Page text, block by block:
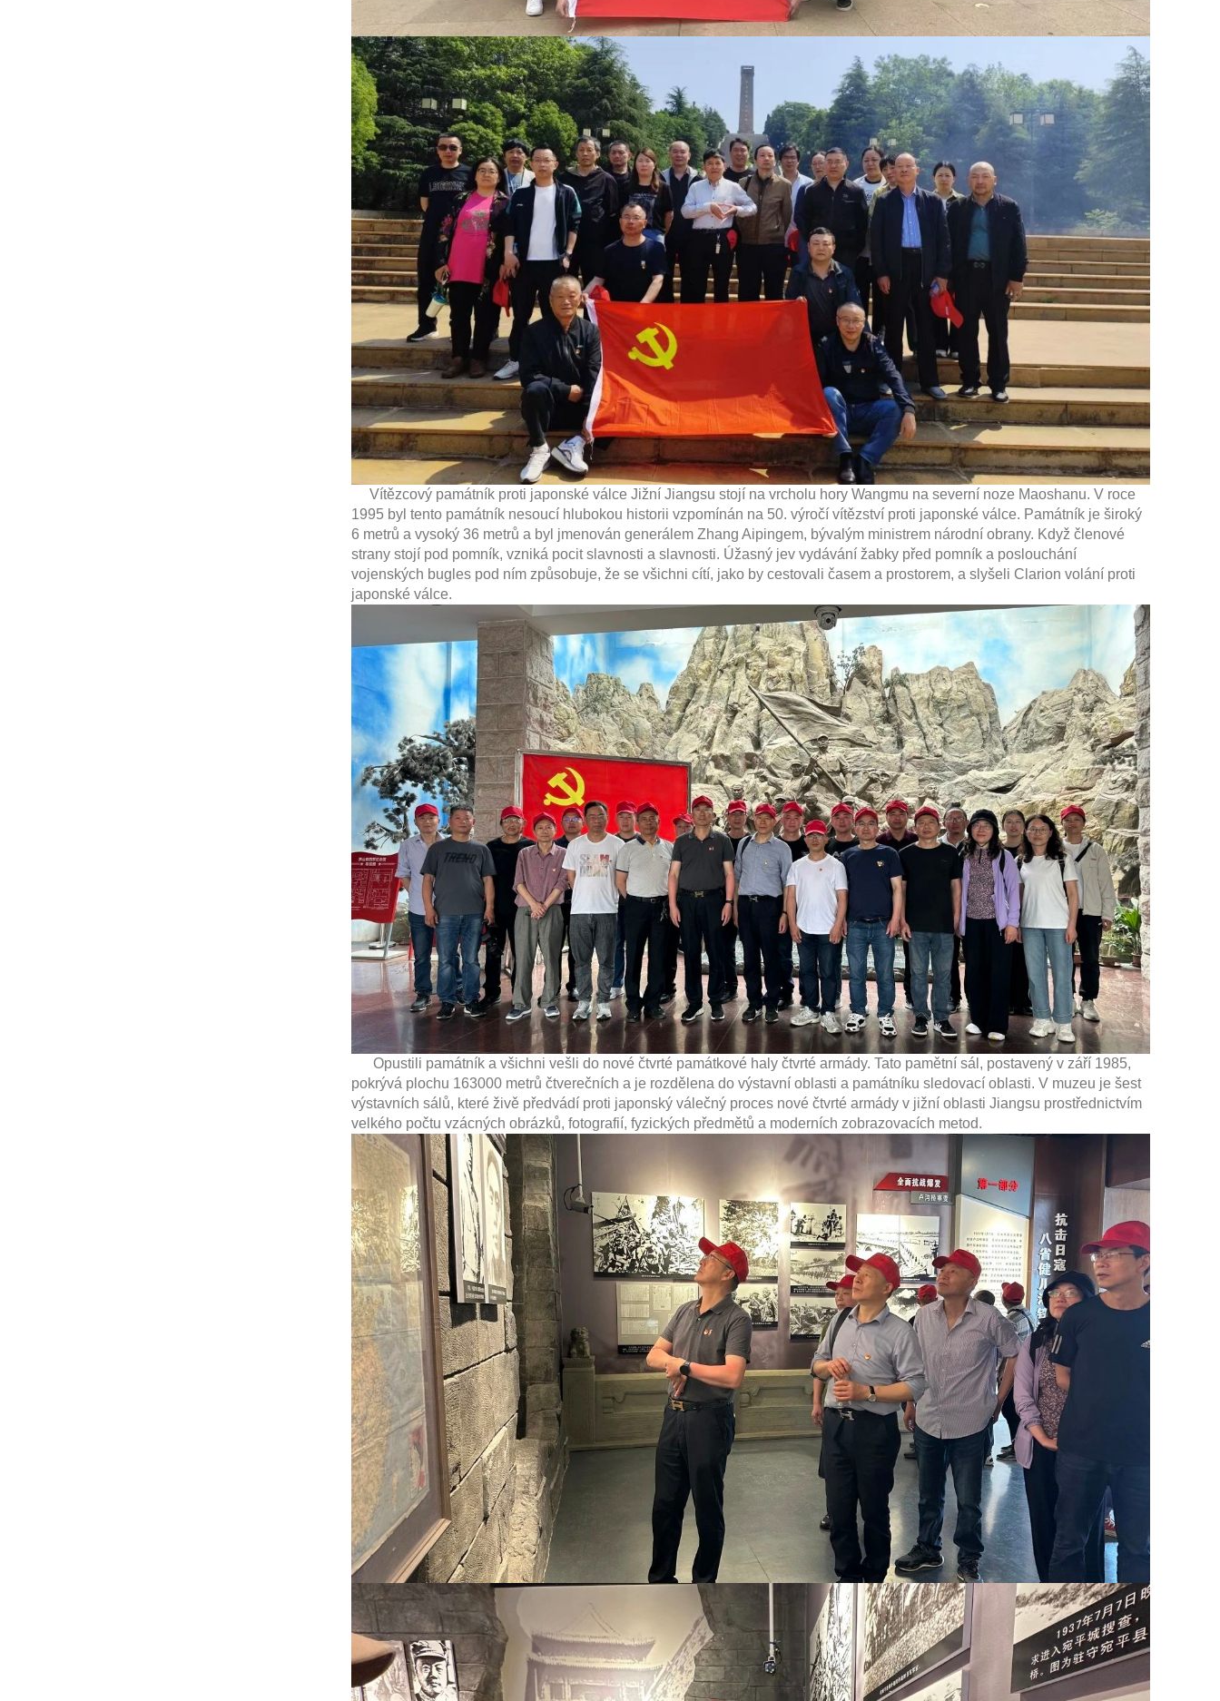
Vítězcový památník proti japonské válce Jižní Jiangsu stojí na vrcholu hory Wangmu na severní noze Maoshanu. V roce
1995 byl tento památník nesoucí hlubokou historii vzpomínán na 50. výročí vítězství proti japonské válce. Památník je široký
6 metrů a vysoký 36 metrů a byl jmenován generálem Zhang Aipingem, bývalým ministrem národní obrany. Když členové
strany stojí pod pomník, vzniká pocit slavnosti a slavnosti. Úžasný jev vydávání žabky před pomník a poslouchání
vojenských bugles pod ním způsobuje, že se všichni cítí, jako by cestovali časem a prostorem, a slyšeli Clarion volání proti
japonské válce.
Opustili památník a všichni vešli do nové čtvrté památkové haly čtvrté armády. Tato pamětní sál, postavený v září 1985,
pokrývá plochu 163000 metrů čtverečních a je rozdělena do výstavní oblasti a památníku sledovací oblasti. V muzeu je šest
výstavních sálů, které živě předvádí proti japonský válečný proces nové čtvrté armády v jižní oblasti Jiangsu prostřednictvím
velkého počtu vzácných obrázků, fotografií, fyzických předmětů a moderních zobrazovacích metod.